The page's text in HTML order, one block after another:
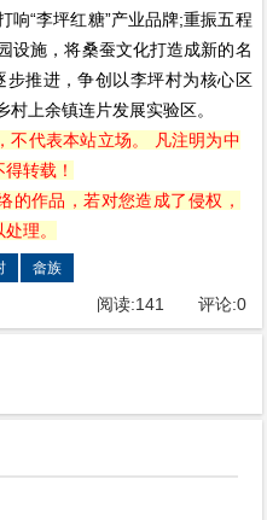
响“李坪红糖”产业品牌;重振五程
设施，将桑蚕文化打造成新的名
推进，争创以李坪村为核心区
上余镇连片发展实验区。
不代表本站立场。 凡注明为中
转载！
的作品，若对您造成了侵权，
理。
畲族
阅读:141 评论:0